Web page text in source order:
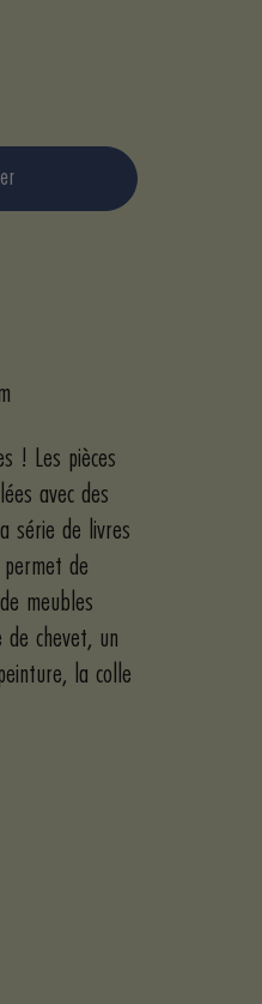
! Les pièces
avec des
série de livres
de
meubles
chevet, un
la colle